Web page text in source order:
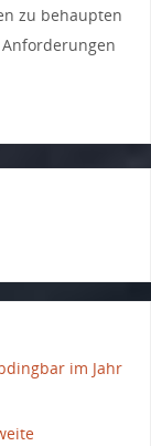
zu behaupten
im Jahr